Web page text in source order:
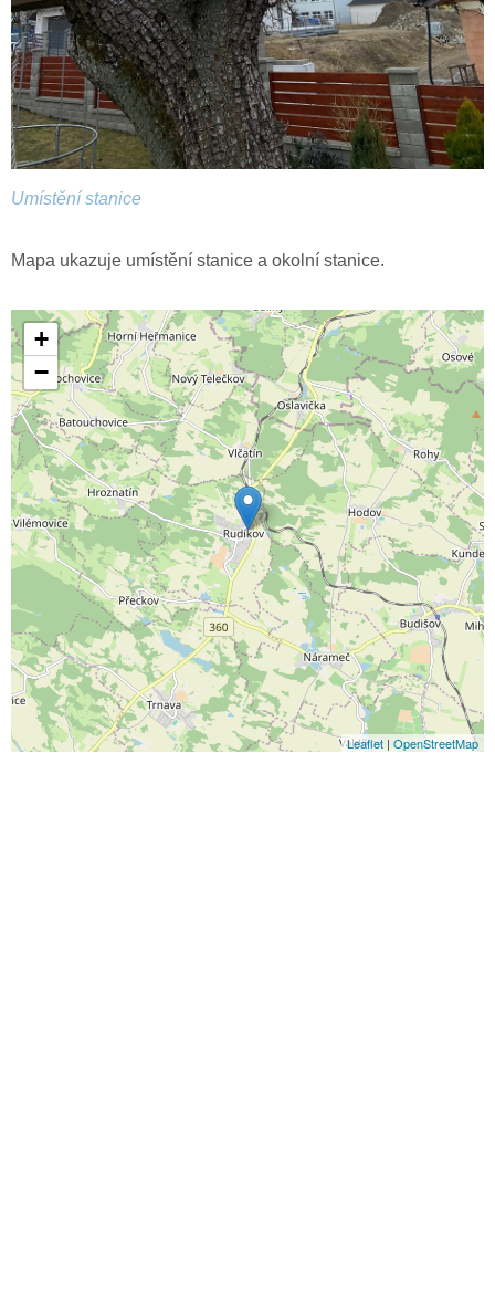
Umístění stanice
Mapa ukazuje umístění stanice a okolní stanice.
+
−
Leaflet | OpenStreetMap